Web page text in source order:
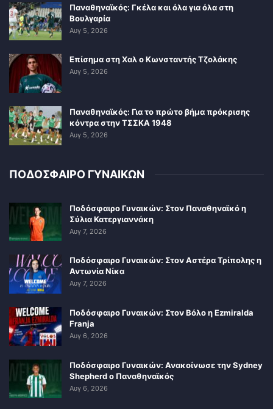
Παναθηναϊκός: Γκέλα και όλα για όλα στη
Βουλγαρία
Αυγ 5, 2026
Επίσημα στη Χαλ ο Κωνσταντής Τζολάκης
Αυγ 5, 2026
Παναθηναϊκός: Για το πρώτο βήμα πρόκρισης
κόντρα στην ΤΣΣΚΑ 1948
Αυγ 5, 2026
ΠΟΔΟΣΦΑΙΡΟ ΓΥΝΑΙΚΩΝ
Ποδόσφαιρο Γυναικών: Στον Παναθηναϊκό η
Σύλια Κατεργιαννάκη
Αυγ 7, 2026
Ποδόσφαιρο Γυναικών: Στον Αστέρα Τρίπολης η
Αντωνία Νίκα
Αυγ 7, 2026
Ποδόσφαιρο Γυναικών: Στον Βόλο η Ezmiralda
Franja
Αυγ 6, 2026
Ποδόσφαιρο Γυναικών: Ανακοίνωσε την Sydney
Shepherd ο Παναθηναϊκός
Αυγ 6, 2026